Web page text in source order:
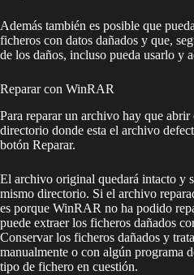
Además también es posible que
ficheros con datos dañados y que,
de los daños, incluso pueda usarlo y
Reparar con WinRAR
Para reparar un archivo hay que
directorio donde esta el archivo
botón Reparar.
El archivo original quedará intacto y
mismo directorio. Si el archivo
es porque WinRAR no ha podido
puede extraer los ficheros dañados
Conservar los ficheros dañados y
manualmente o con algún programa
tipo de fichero en cuestión.